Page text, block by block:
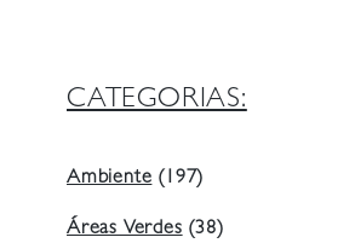
CATEGORIAS:
Ambiente (197)
Áreas Verdes (38)